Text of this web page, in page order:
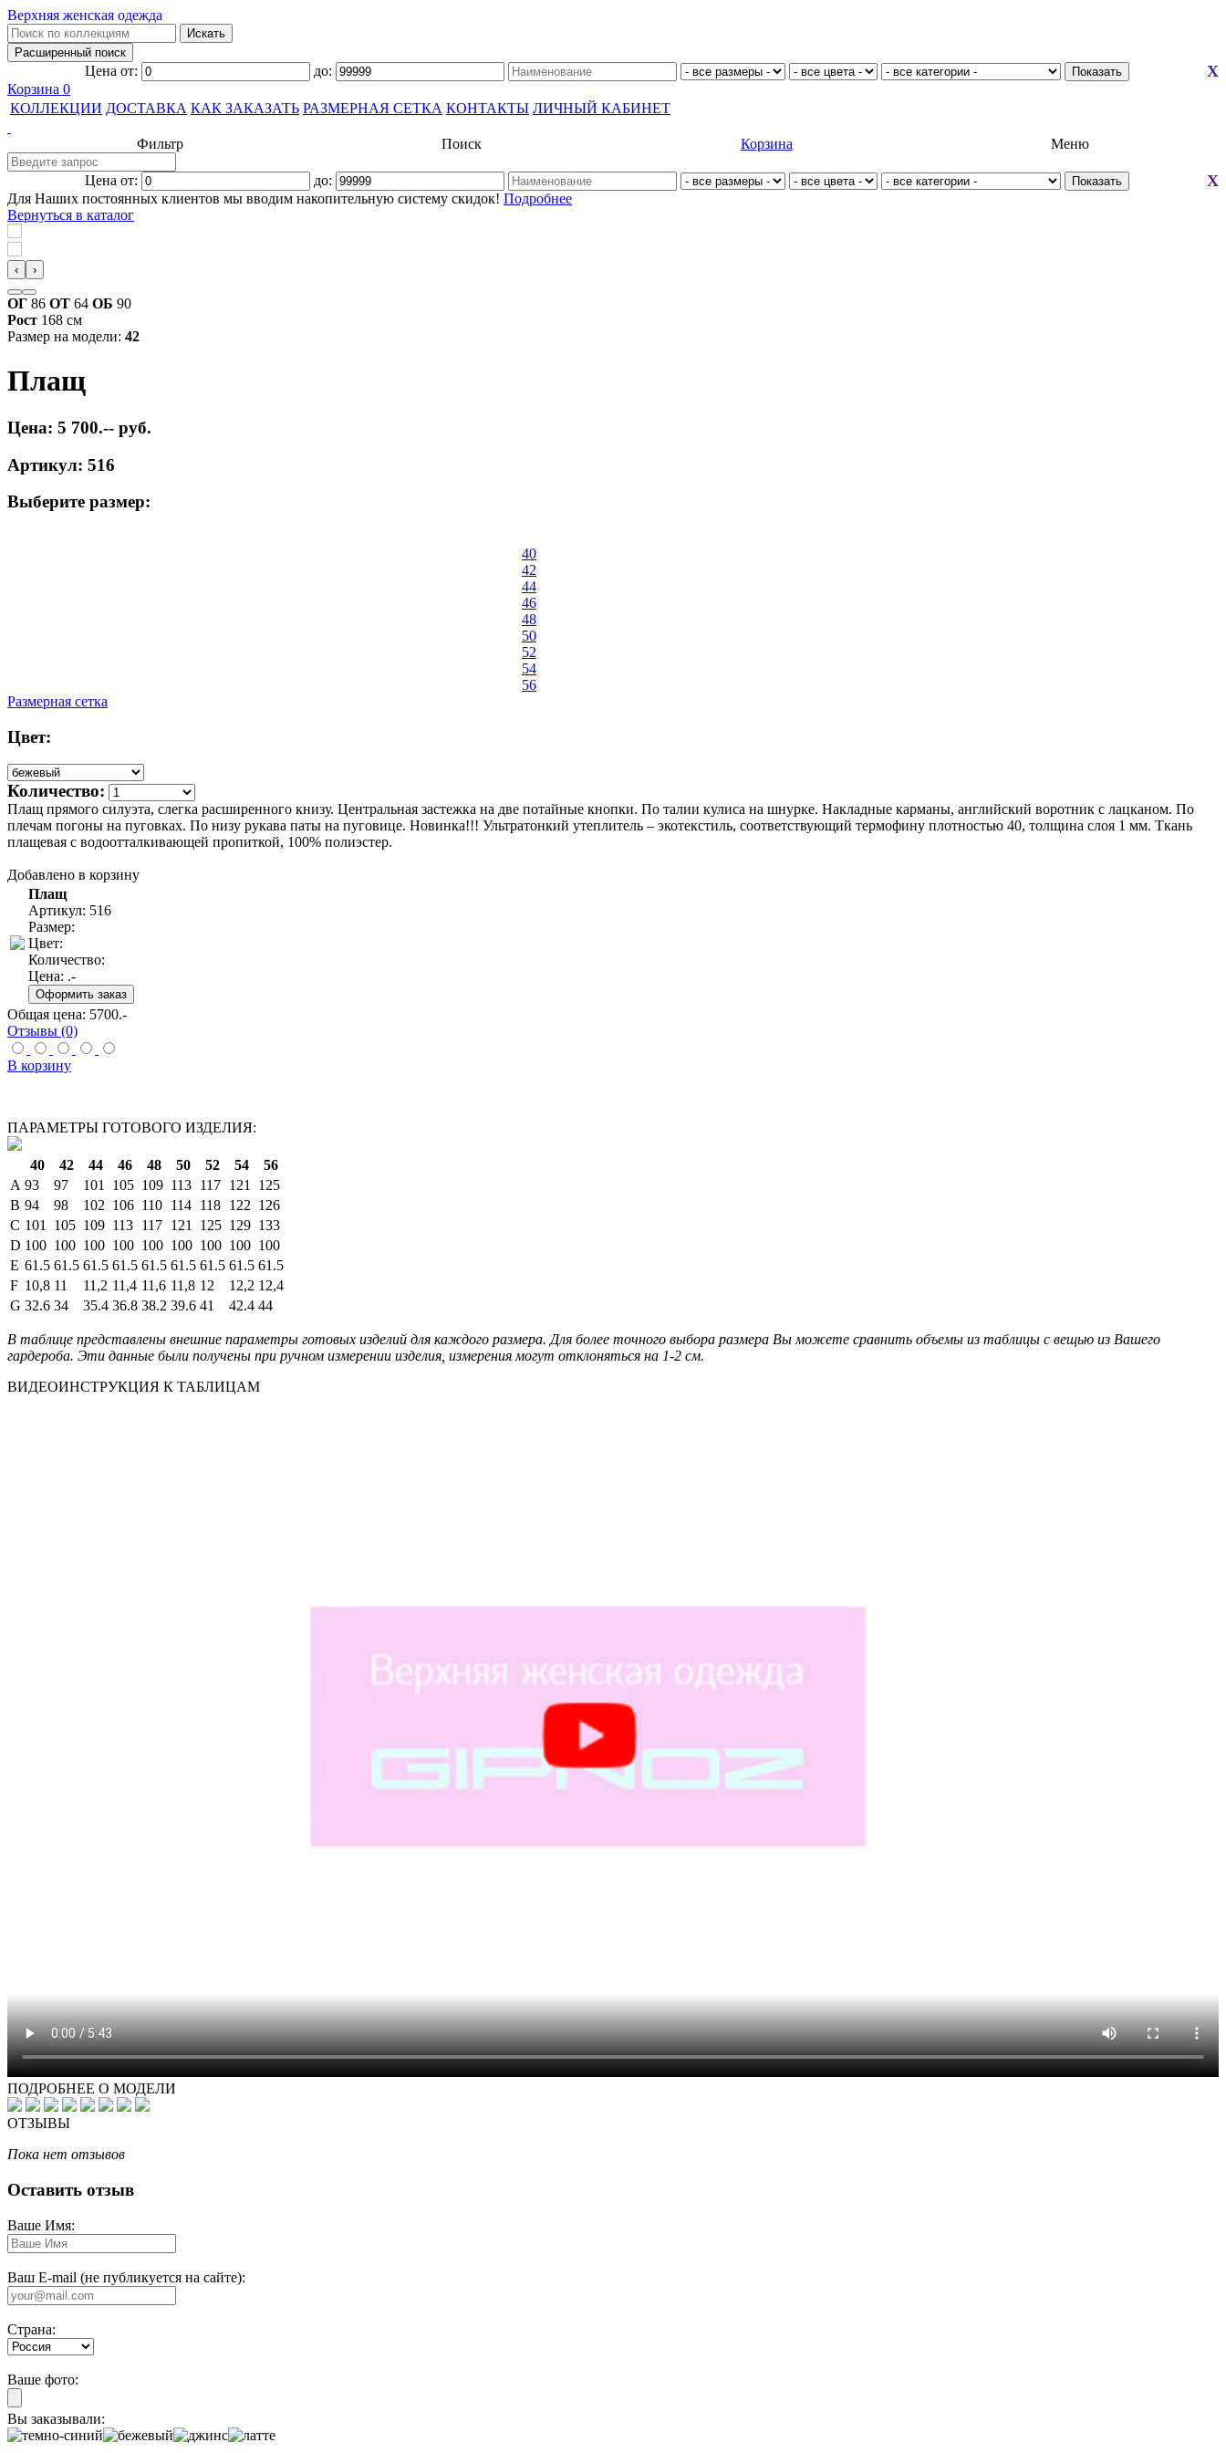
Верхняя женская одежда
Цена от: до: X
Корзина 0
КОЛЛЕКЦИИ ДОСТАВКА КАК ЗАКАЗАТЬ РАЗМЕРНАЯ СЕТКА КОНТАКТЫ ЛИЧНЫЙ КАБИНЕТ
Меню
Корзина
Поиск
Фильтр
Цена от: до: X
Для Наших постоянных клиентов мы вводим накопительную систему скидок! Подробнее
Вернуться в каталог
‹ ›
ОГ 86 ОТ 64 ОБ 90
Рост 168 см
Размер на модели: 42
Плащ
Цена: 5 700.-- руб.
Артикул: 516
Выберите размер:
40
42
44
46
48
50
52
54
56
Размерная сетка
Цвет:
Количество:
Плащ прямого силуэта, слегка расширенного книзу. Центральная застежка на две потайные кнопки. По талии кулиса на шнурке. Накладные карманы, английский воротник с лацканом. По
плечам погоны на пуговках. По низу рукава паты на пуговице. Новинка!!! Ультратонкий утеплитель – экотекстиль, соответствующий термофину плотностью 40, толщина слоя 1 мм. Ткань
плащевая с водоотталкивающей пропиткой, 100% полиэстер.
Добавлено в корзину
Плащ
Артикул: 516
Размер:
Цвет:
Количество:
Цена: .-
Общая цена: 5700.-
Отзывы (0)
В корзину
ПАРАМЕТРЫ ГОТОВОГО ИЗДЕЛИЯ:
40 42 44 46 48 50 52 54
56
A 93 97 101 105 109 113 117 121 125
B 94 98 102 106 110 114 118 122 126
C 101 105 109 113 117 121 125 129 133
D 100 100 100 100 100 100 100 100 100
E 61.5 61.5 61.5 61.5 61.5 61.5 61.5 61.5 61.5
F 10,8 11 11,2 11,4 11,6 11,8 12 12,2 12,4
G 32.6 34 35.4 36.8 38.2 39.6 41 42.4 44
В таблице представлены внешние параметры готовых изделий для каждого размера. Для более точного выбора размера Вы можете сравнить объемы из таблицы с вещью из Вашего
гардероба. Эти данные были получены при ручном измерении изделия, измерения могут отклоняться на 1-2 см.
ВИДЕОИНСТРУКЦИЯ К ТАБЛИЦАМ
ПОДРОБНЕЕ О МОДЕЛИ
ОТЗЫВЫ
Пока нет отзывов
Оставить отзыв
Ваше Имя:
Ваш E-mail (не публикуется на сайте):
Страна:
Ваше фото:
Вы заказывали: